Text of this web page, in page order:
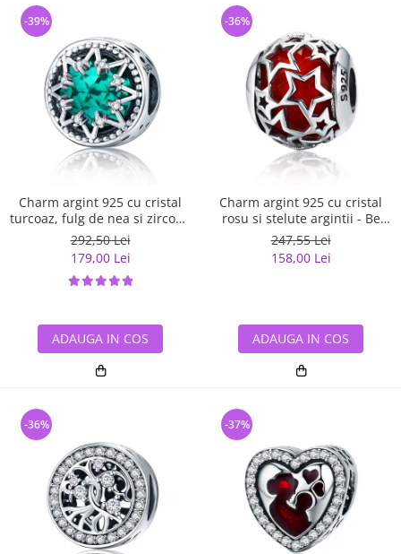
Charm argint 925 cu cristal
turcoaz, fulg de nea si zirconii
albe - Be Nature PST0110
292,50 Lei
179,00 Lei
-39%
ADAUGA IN COS
Charm argint 925 cu cristal
rosu si stelute argintii - Be
Nature PST0115
247,55 Lei
158,00 Lei
-36%
ADAUGA IN COS
-36% -37%